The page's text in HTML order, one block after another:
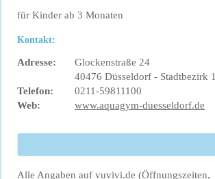
für Kinder ab 3 Monaten
Kontakt:
Adresse:
Glockenstraße 24
40476 Düsseldorf - Stadtbezirk 1
Telefon:
0211-59811100
Web:
www.aquagym-duesseldorf.de
Alle Angaben auf vuvivi.de (Öffnungszeiten,